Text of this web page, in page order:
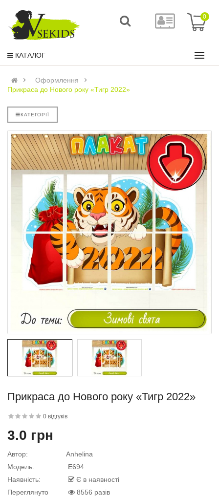
0
КАТАЛОГ
Оформлення
Прикраса до Нового року «Тигр 2022»
матеріал
КАТЕГОРІЇ
Прикраса до Нового року «Тигр 2022»
0 відгуків
3.0 грн
Автор:
Anhelina
Модель:
E694
Наявність:
Є в наявності
Переглянуто
8556 разів